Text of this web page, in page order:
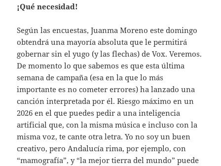
¡Qué necesidad!
Según las encuestas, Juanma Moreno este domingo
obtendrá una mayoría absoluta que le permitirá
gobernar sin el yugo (y las flechas) de Vox. Veremos.
De momento lo que sabemos es que esta última
semana de campaña (esa en la que lo más
importante es no cometer errores) ha lanzado una
canción interpretada por él. Riesgo máximo en un
2026 en el que puedes pedir a una inteligencia
artificial que, con la misma música e incluso con la
misma voz, te cante otra letra. Yo no soy un buen
creativo, pero Andalucía rima, por ejemplo, con
“mamografía”, y “la mejor tierra del mundo” puede